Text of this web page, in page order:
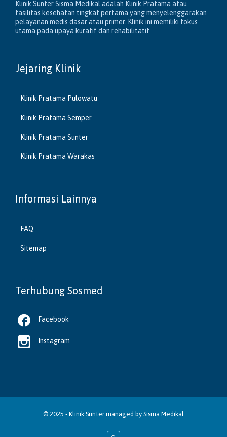
Klinik Sunter Sisma Medikal adalah Klinik Pratama atau
fasilitas kesehatan tingkat pertama yang menyelenggarakan
pelayanan medis dasar atau primer. Klinik ini memiliki fokus
utama pada upaya kuratif dan rehabilitatif.
Jejaring Klinik
Klinik Pratama Pulowatu
Klinik Pratama Semper
Klinik Pratama Sunter
Klinik Pratama Warakas
Informasi Lainnya
FAQ
Sitemap
Terhubung Sosmed
 Facebook
 Instagram
© 2025 - Klinik Suntermanaged by Sisma Medikal